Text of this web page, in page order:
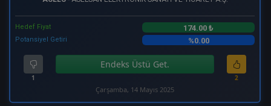
Hedef Fiyat 174.00 ₺
Potansiyel Getiri %0.00
1
Endeks Üstü Get.
2
Çarşamba, 14 Mayıs 2025